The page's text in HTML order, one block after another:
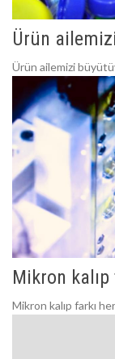
Ürün
Ürün ailemizi
Mikron
Mikron kalıp farkı